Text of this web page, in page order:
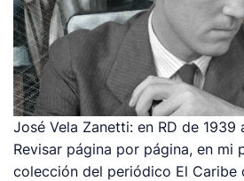
José Vela Zanetti: en RD de 1939
Revisar página por página, en mi
colección del periódico El Caribe